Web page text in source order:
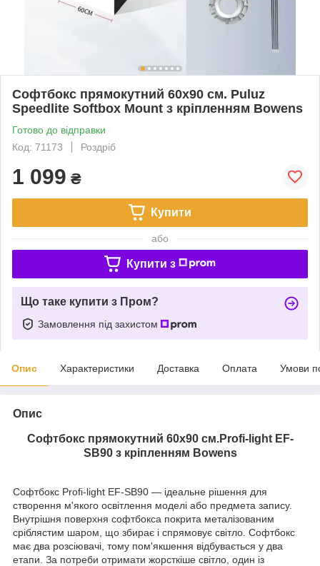
Софтбокс прямокутний 60х90 см. Puluz
Speedlite Softbox Mount з кріпленням Bowens
Готово до відправки
Код: 71173
Роздріб
1 099 ₴
Купити
або
Купити з
Що таке купити з Пром?
Замовлення під захистом
Опис Характеристики Доставка Оплата Умови
Опис
Софтбокс прямокутний 60х90 см.Profi-light EF-
SB90 з кріпленням Bowens
Софтбокс Profi-light EF-SB90 — ідеальне рішення для
створення м'якого освітлення моделі або предмета запису.
Внутрішня поверхня софтбокса покрита металізованим
сріблястим шаром, що збирає і спрямовує світло. Софтбокс
має два розсіювачі, тому пом'якшення відбувається у два
етапи. За потреби отримати жорсткіше світло, один із